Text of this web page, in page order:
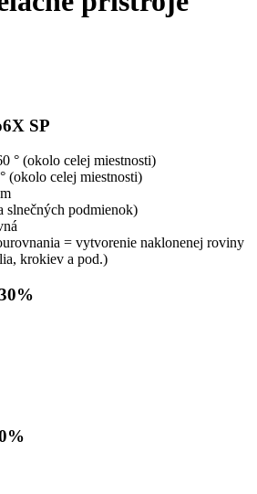
SP
​​° (okolo celej miestnosti)
(okolo celej miestnosti)
slnečných podmienok)
= vytvorenie naklonenej roviny
krokiev a pod.)